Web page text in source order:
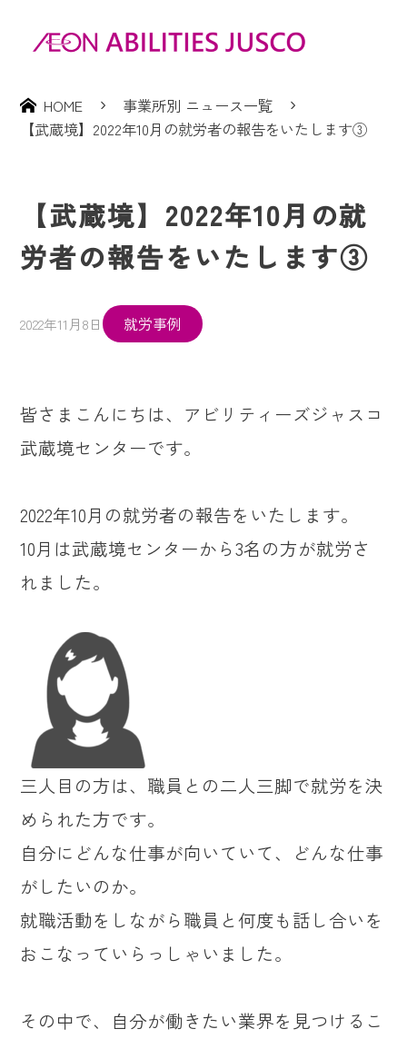
HOME
事業所別 ニュース一覧
【武蔵境】2022年10月の就労者の報告をいたします③
【武蔵境】2022年10月の就
労者の報告をいたします③
2022年11月8日 就労事例
皆さまこんにちは、アビリティーズジャスコ
武蔵境センターです。
2022年10月の就労者の報告をいたします。
10月は武蔵境センターから3名の方が就労さ
れました。
三人目の方は、職員との二人三脚で就労を決
められた方です。
自分にどんな仕事が向いていて、どんな仕事
がしたいのか。
就職活動をしながら職員と何度も話し合いを
おこなっていらっしゃいました。
その中で、自分が働きたい業界を見つけるこ